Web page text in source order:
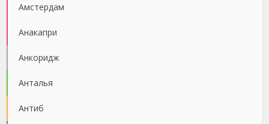
Амстердам
Анакапри
Анкоридж
Анталья
Антиб